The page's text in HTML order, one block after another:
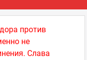
против
не
Слава